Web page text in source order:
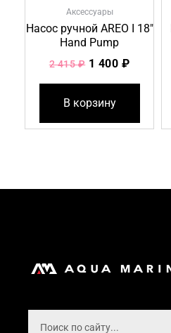
Аксессуары
Насос ручной AREO I 18″
Hand Pump
2 415₽ 1 400 ₽
В корзину
Поиск